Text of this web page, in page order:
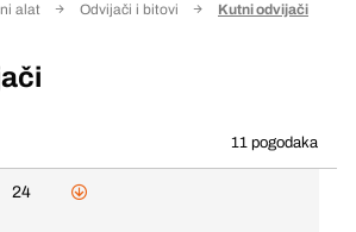
alat Odvijači i bitovi Kutni odvijači
11 pogodaka
24